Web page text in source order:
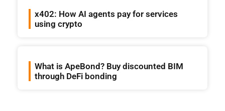
x402: How AI agents pay for services
using crypto
What is ApeBond? Buy discounted BIM
through DeFi bonding